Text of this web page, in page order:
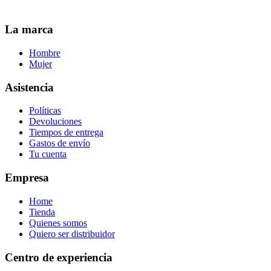
La marca
Hombre
Mujer
Asistencia
Políticas
Devoluciones
Tiempos de entrega
Gastos de envío
Tu cuenta
Empresa
Home
Tienda
Quienes somos
Quiero ser distribuidor
Centro de experiencia